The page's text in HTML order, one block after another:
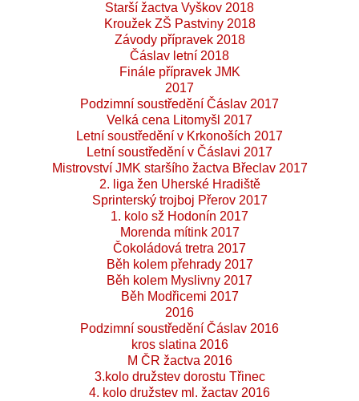
Starší žactva Vyškov 2018
Kroužek ZŠ Pastviny 2018
Závody přípravek 2018
Čáslav letní 2018
Finále přípravek JMK
2017
Podzimní soustředění Čáslav 2017
Velká cena Litomyšl 2017
Letní soustředění v Krkonoších 2017
Letní soustředění v Čáslavi 2017
Mistrovství JMK staršího žactva Břeclav 2017
2. liga žen Uherské Hradiště
Sprinterský trojboj Přerov 2017
1. kolo sž Hodonín 2017
Morenda mítink 2017
Čokoládová tretra 2017
Běh kolem přehrady 2017
Běh kolem Myslivny 2017
Běh Modřicemi 2017
2016
Podzimní soustředění Čáslav 2016
kros slatina 2016
M ČR žactva 2016
3.kolo družstev dorostu Třinec
4. kolo družstev ml. žactav 2016